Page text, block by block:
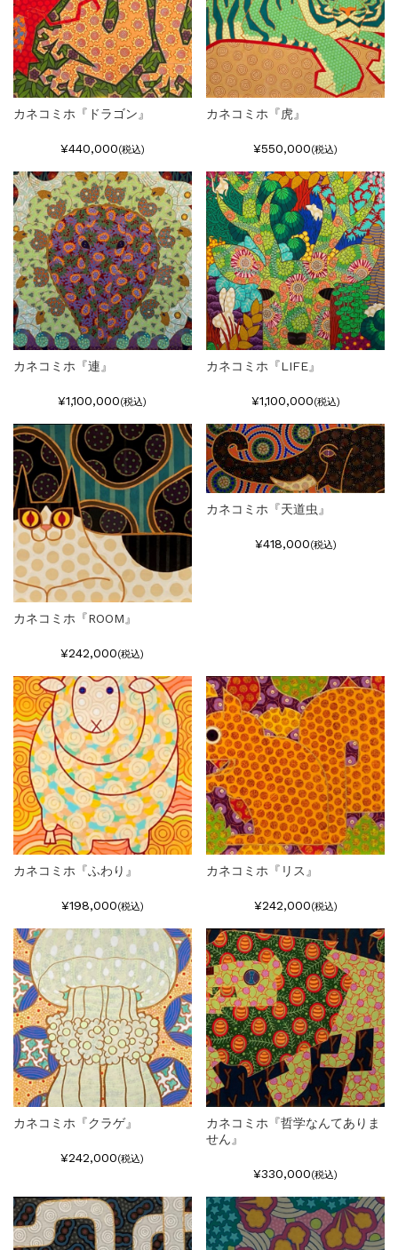
カネコミホ『ドラゴン』
¥440,000(税込)
カネコミホ『虎』
¥550,000(税込)
カネコミホ『連』
¥1,100,000(税込)
カネコミホ『LIFE』
¥1,100,000(税込)
カネコミホ『ROOM』
¥242,000(税込)
カネコミホ『天道虫』
¥418,000(税込)
カネコミホ『ふわり』
¥198,000(税込)
カネコミホ『リス』
¥242,000(税込)
カネコミホ『クラゲ』
¥242,000(税込)
カネコミホ『哲学なんてありま
せん』
¥330,000(税込)